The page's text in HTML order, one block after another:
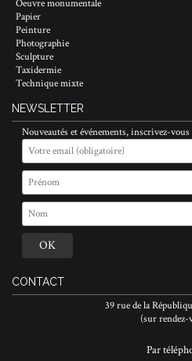
Oeuvre monumentale
Papier
Peinture
Photographie
Sculpture
Taxidermie
Technique mixte
NEWSLETTER
Nouveautés et événements, inscrivez-vous
CONTACT
39 rue de la
(sur rendez-
Par